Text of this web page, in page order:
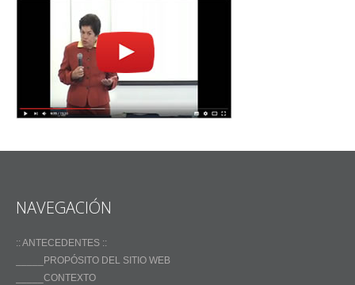
NAVEGACIÓN
:: ANTECEDENTES ::
_____PROPÓSITO DEL SITIO WEB
_____CONTEXTO